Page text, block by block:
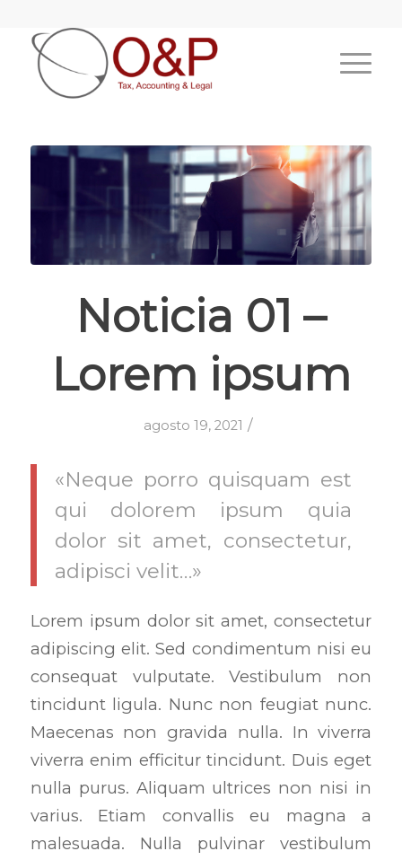
Noticia 01 –
Lorem ipsum
agosto 19, 2021 /
«Neque porro quisquam est
qui dolorem ipsum quia
dolor sit amet, consectetur,
adipisci velit…»
Lorem ipsum dolor sit amet, consectetur
adipiscing elit. Sed condimentum nisi eu
consequat vulputate. Vestibulum non
tincidunt ligula. Nunc non feugiat nunc.
Maecenas non gravida nulla. In viverra
viverra enim efficitur tincidunt. Duis eget
nulla purus. Aliquam ultrices non nisi in
varius. Etiam convallis eu magna a
malesuada. Nulla pulvinar vestibulum